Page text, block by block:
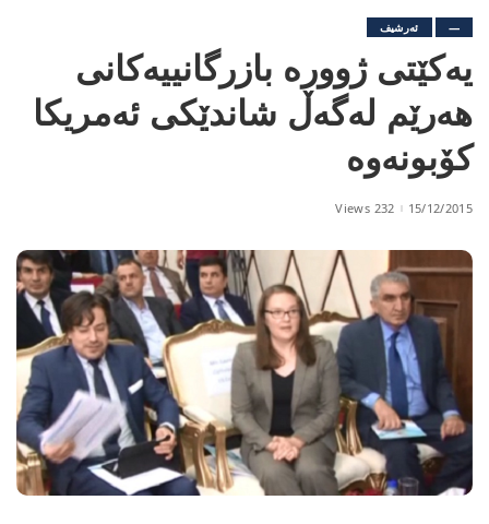
— ئەرشیف
یەكێتی ژوورە بازرگانییەكانی
هەرێم لەگەڵ شاندێكی ئەمریكا
كۆبونەوە
15/12/2015
232 Views